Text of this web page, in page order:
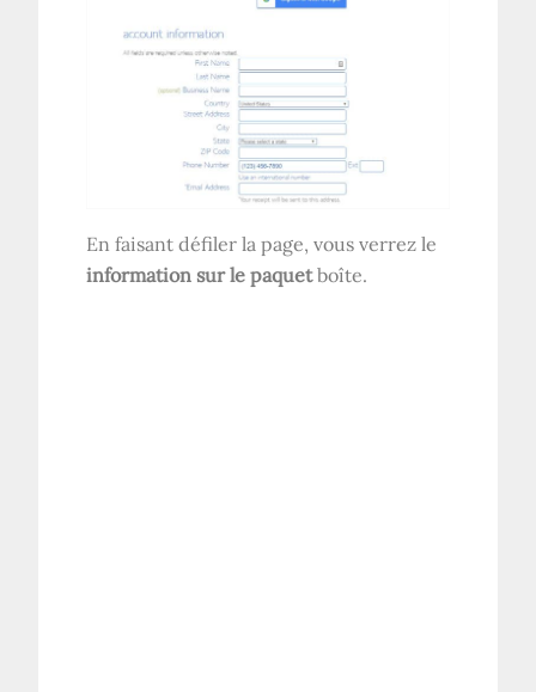
En faisant défiler la page, vous verrez le
information sur le paquetboîte.